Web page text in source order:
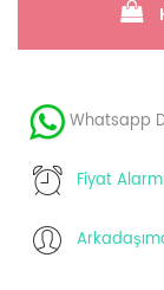
Whatsapp
Fiyat